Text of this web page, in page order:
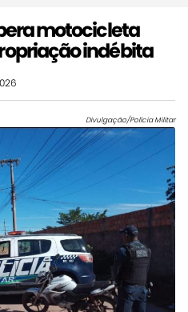
motocicleta
indébita
Divulgação/Polícia Militar